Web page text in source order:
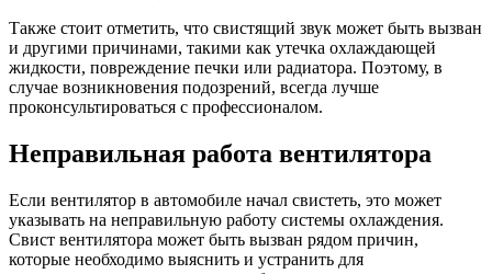
Также стоит отметить, что свистящий звук может быть вызван
и другими причинами, такими как утечка охлаждающей
жидкости, повреждение печки или радиатора. Поэтому, в
случае возникновения подозрений, всегда лучше
проконсультироваться с профессионалом.
Неправильная работа вентилятора
Если вентилятор в автомобиле начал свистеть, это может
указывать на неправильную работу системы охлаждения.
Свист вентилятора может быть вызван рядом причин,
которые необходимо выяснить и устранить для